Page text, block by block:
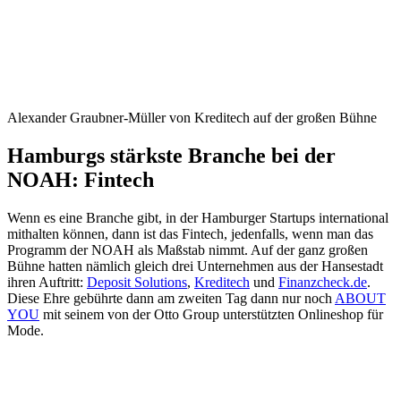
Alexander Graubner-Müller von Kreditech auf der großen Bühne
Hamburgs stärkste Branche bei der
NOAH: Fintech
Wenn es eine Branche gibt, in der Hamburger Startups international
mithalten können, dann ist das Fintech, jedenfalls, wenn man das
Programm der NOAH als Maßstab nimmt. Auf der ganz großen
Bühne hatten nämlich gleich drei Unternehmen aus der Hansestadt
ihren Auftritt: Deposit Solutions, Kreditech und Finanzcheck.de.
Diese Ehre gebührte dann am zweiten Tag dann nur noch ABOUT
YOU mit seinem von der Otto Group unterstützten Onlineshop für
Mode.